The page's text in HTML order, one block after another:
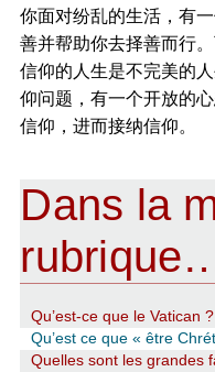
你面对纷乱的生活，有
善并帮助你去择善而行
信仰的人生是不完美的
仰问题，有一个开放的
信仰，进而接纳信仰。
Dans la
Qu’est-ce que le Vatican ?
Qu’est ce que « être
Quelles sont les grandes